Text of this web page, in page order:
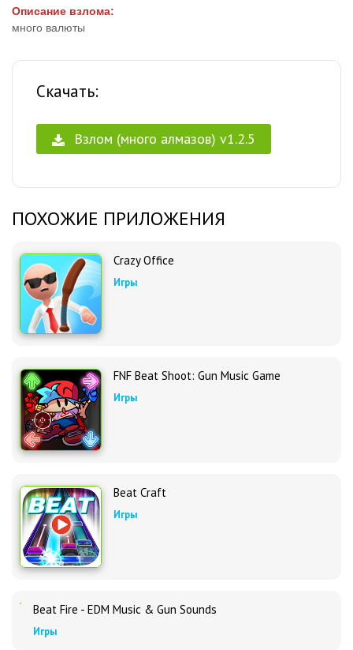
Описание взлома:
много валюты
Скачать:
Взлом (много алмазов) v1.2.5
ПОХОЖИЕ ПРИЛОЖЕНИЯ
Crazy Office
Игры
FNF Beat Shoot: Gun Music Game
Игры
Beat Craft
Игры
Beat Fire - EDM Music & Gun Sounds
Игры